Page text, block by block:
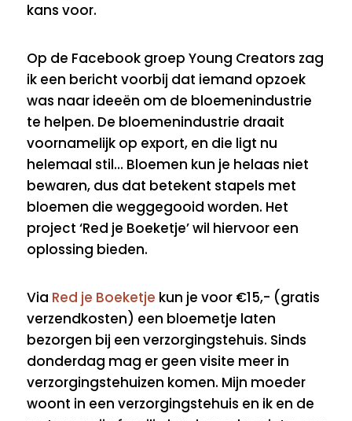
kans voor.
Op de Facebook groep Young Creators zag
ik een bericht voorbij dat iemand opzoek
was naar ideeën om de bloemenindustrie
te helpen. De bloemenindustrie draait
voornamelijk op export, en die ligt nu
helemaal stil… Bloemen kun je helaas niet
bewaren, dus dat betekent stapels met
bloemen die weggegooid worden. Het
project ‘Red je Boeketje’ wil hiervoor een
oplossing bieden.
Via Red je Boeketje kun je voor €15,- (gratis
verzendkosten) een bloemetje laten
bezorgen bij een verzorgingstehuis. Sinds
donderdag mag er geen visite meer in
verzorgingstehuizen komen. Mijn moeder
woont in een verzorgingstehuis en ik en de